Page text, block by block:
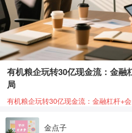
有机粮企玩转30亿现金流：金融
局
有机粮企玩转30亿现金流：金融杠杆+
金点子